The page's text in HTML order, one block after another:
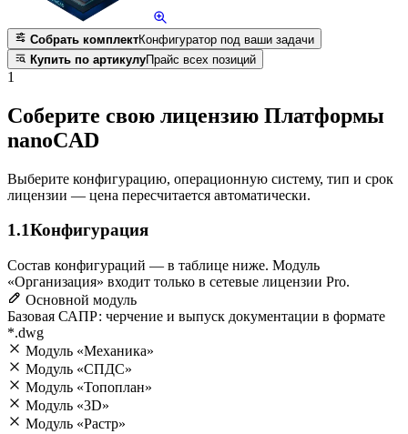
Собрать комплектКонфигуратор под ваши задачи
Купить по артикулуПрайс всех позиций
1
Соберите свою лицензию Платформы
nanoCAD
Выберите конфигурацию, операционную систему, тип и срок
лицензии — цена пересчитается автоматически.
1.1Конфигурация
Состав конфигураций — в таблице ниже. Модуль
«Организация» входит только в сетевые лицензии Pro.
Основной модуль
Базовая САПР: черчение и выпуск документации в формате
*.dwg
Модуль «Механика»
Модуль «СПДС»
Модуль «Топоплан»
Модуль «3D»
Модуль «Растр»